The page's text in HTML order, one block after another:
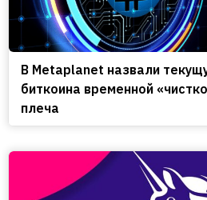
В Metaplanet назвали
биткоина временной
плеча